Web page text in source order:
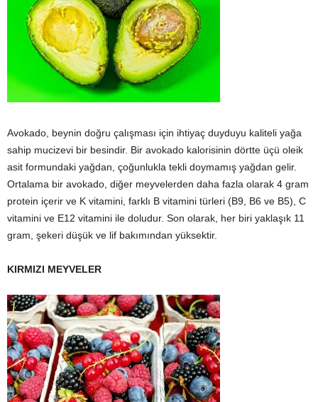
Avokado, beynin doğru çalışması için ihtiyaç duyduyu kaliteli yağa
sahip mucizevi bir besindir. Bir avokado kalorisinin dörtte üçü oleik
asit formundaki yağdan, çoğunlukla tekli doymamış yağdan gelir.
Ortalama bir avokado, diğer meyvelerden daha fazla olarak 4 gram
protein içerir ve K vitamini, farklı B vitamini türleri (B9, B6 ve B5), C
vitamini ve E12 vitamini ile doludur. Son olarak, her biri yaklaşık 11
gram, şekeri düşük ve lif bakımından yüksektir.
KIRMIZI MEYVELER